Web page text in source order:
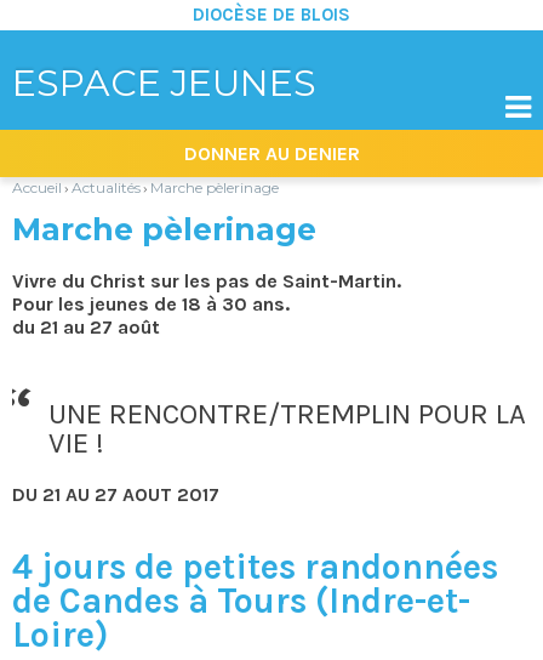
ESPACE JEUNES
DIOCÈSE DE BLOIS
|
Aller
navigation
DONNER AU DENIER

Accueil › Actualités› Marche pèlerinage
Marche pèlerinage
Vivre du Christ sur les pas de Saint-Martin.
Pour les jeunes de 18 à 30 ans.
du 21 au 27 août
UNE RENCONTRE/TREMPLIN POUR LA
VIE !
DU 21 AU 27 AOUT 2017
4 jours de petites randonnées
de Candes à Tours (Indre-et-
Loire)